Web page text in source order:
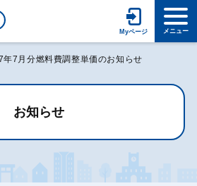
年7月分燃料費調整単価のお知らせ
お知らせ